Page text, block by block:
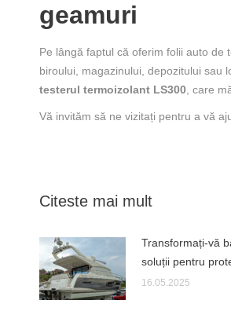
geamuri
Pe lângă faptul că oferim folii auto
biroului, magazinului, depozitului sau
testerul termoizolant LS300 , care
Vă invităm să ne vizitați pentru a vă
Citeste mai mult
Transformați-vă
soluții pentru
16.05.2025